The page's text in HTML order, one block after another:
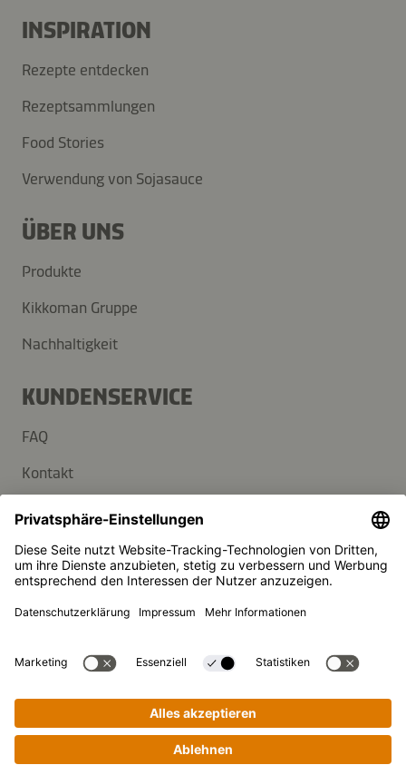
INSPIRATION
Rezepte entdecken
Rezeptsammlungen
Food Stories
Verwendung von Sojasauce
ÜBER UNS
Produkte
Kikkoman Gruppe
Nachhaltigkeit
KUNDENSERVICE
FAQ
Kontakt
Newsletter
Presse
Kikkoman ist ein eingetragenes Warenzeichen der Kikkoman
© Kikkoman Trading Europe GmbH 2023 – 2026
Theodorstraße 180, 40472 Düsseldorf, Germany
Privatsphäre-Einstellungen
Impressum
Datenschutzerklärung